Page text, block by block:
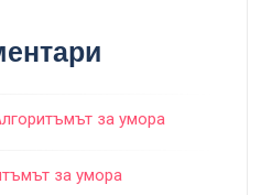
за умора
за умора